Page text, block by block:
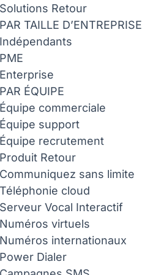
Solutions Retour
PAR TAILLE D’ENTREPRISE
Indépendants
PME
Enterprise
PAR ÉQUIPE
Équipe commerciale
Équipe support
Équipe recrutement
Produit Retour
Communiquez sans limite
Téléphonie cloud
Serveur Vocal Interactif
Numéros virtuels
Numéros internationaux
Power Dialer